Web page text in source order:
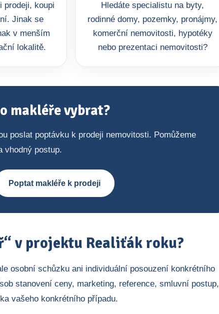
prodeji, koupi
Jinak se
v menším
lokalitě.
Hledáte specialistu na byty,
rodinné domy, pozemky, pronájmy,
komerční nemovitosti, hypotéky
nebo prezentaci nemovitosti?
makléře vybrat?
poslat poptávku k prodeji nemovitosti. Pomůžeme
vhodný postup.
Poptat makléře k prodeji
v projektu Realiťák roku?
osobní schůzku ani individuální posouzení konkrétního
stanovení ceny, marketing, reference, smluvní postup,
vašeho konkrétního případu.